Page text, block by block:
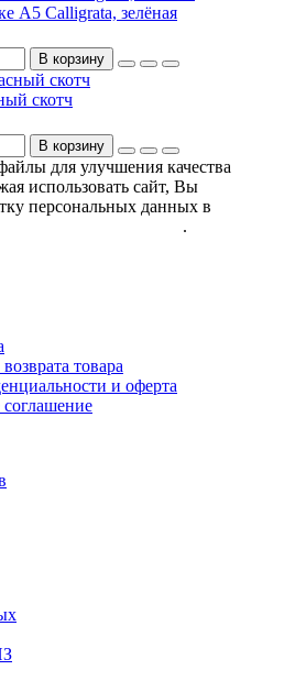
А5 Calligrata, зелёная
В корзину
скотч
В корзину
для улучшения качества
использовать сайт, Вы
персональных данных в
.
товара
и оферта
соглашение